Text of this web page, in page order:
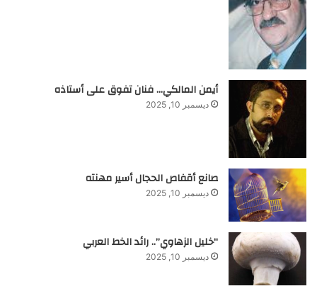
أيمن المالكي… فنان تفوق على أستاذه
ديسمبر 10, 2025
صانع أقفاص الحجال أسير مهنته
ديسمبر 10, 2025
“خليل الزهاوي”.. رائد الخط العربي
ديسمبر 10, 2025